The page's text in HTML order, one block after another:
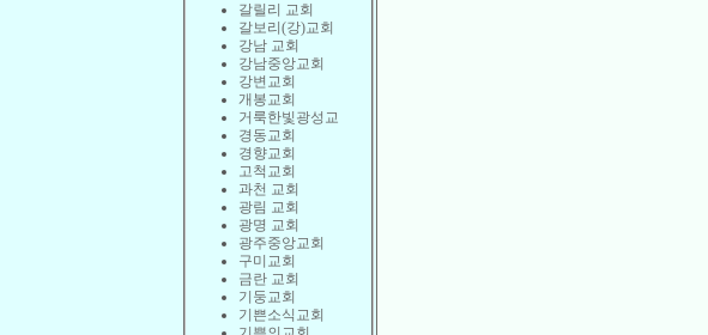
갈릴리 교회
갈보리(강)교회
강남 교회
강남중앙교회
강변교회
개봉교회
거룩한빛광성교
경동교회
경향교회
고척교회
과천 교회
광림 교회
광명 교회
광주중앙교회
구미교회
금란 교회
기둥교회
기쁜소식교회